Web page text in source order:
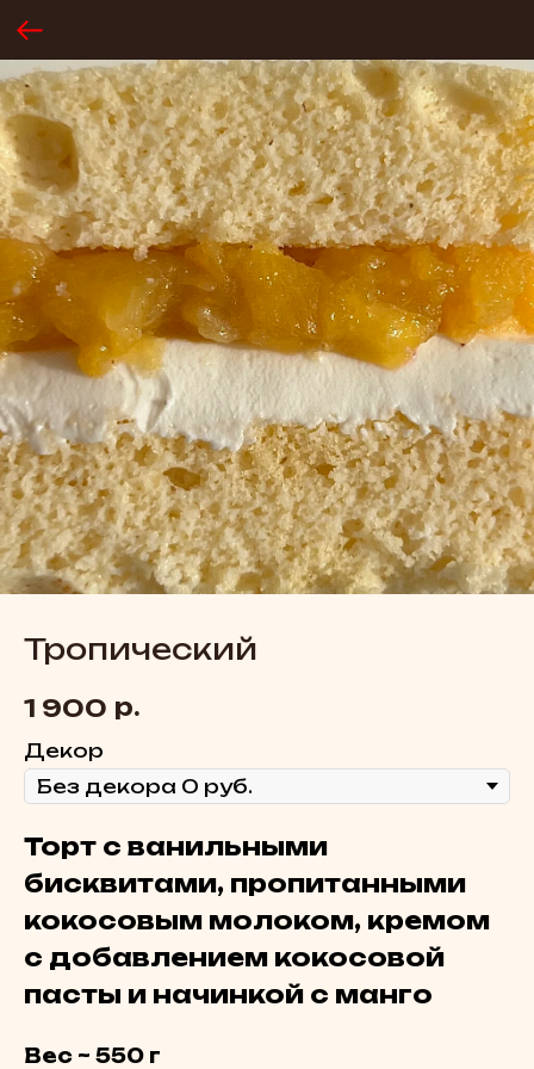
Тропический
1 900 р.
Декор
Торт с ванильными
бисквитами, пропитанными
кокосовым молоком, кремом
с добавлением кокосовой
пасты и начинкой с манго
Вес ~ 550 г